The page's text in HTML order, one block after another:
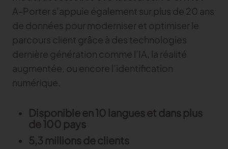
A-Porter s’appuie également sur plus de 20 ans
de données pour moderniser et optimiser le
parcours client grâce à des technologies
dernière génération comme l’IA, la réalité
augmentée, ou encore l’identification
numérique.
Disponible en 10 langues et dans plus
de 100 pays
5,3 millions de clients